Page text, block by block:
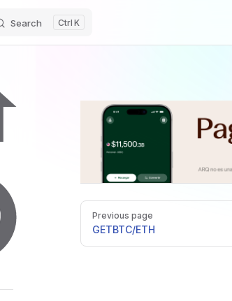
Search K
Inicio
GitHub
Pager
Previous page
GETBTC/ETH